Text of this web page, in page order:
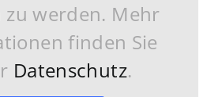
zu werden. Mehr
finden Sie
Datenschutz.